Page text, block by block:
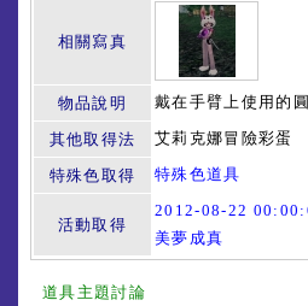
相關寫真
物品說明 戴在手臂上使用的
其他取得法 艾莉克娜冒險彩蛋
特殊色取得 特殊色道具
活動取得
2012-08-22
美夢成真
道具主題討論